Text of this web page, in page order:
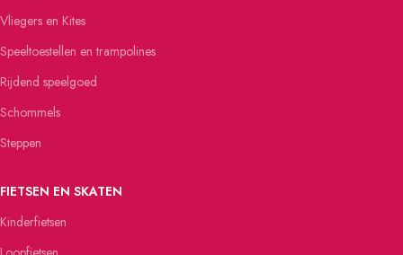
Vliegers en Kites
Speeltoestellen en trampolines
Rijdend speelgoed
Schommels
Steppen
FIETSEN EN SKATEN
Kinderfietsen